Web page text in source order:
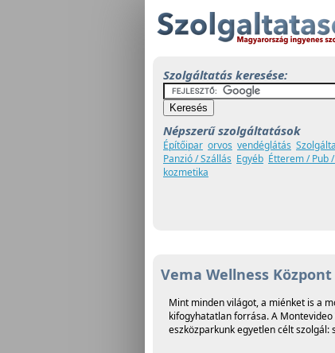
Szolgáltatás keresése:
Népszerű szolgáltatások
Építőipar orvos vendéglátás
Panzió / Szállás Egyéb Étterem / Pub
kozmetika
Vema Wellness
Mint minden világot, a miénket is a
kifogyhatatlan forrása. A
eszközparkunk egyetlen célt